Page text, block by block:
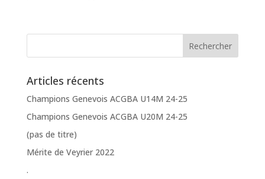
Articles récents
Champions Genevois ACGBA U14M 24-25
Champions Genevois ACGBA U20M 24-25
(pas de titre)
Mérite de Veyrier 2022
.